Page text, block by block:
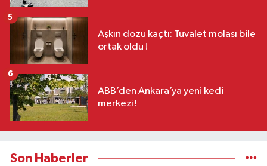
Aşkın dozu kaçtı: Tuvalet molası bile
ortak oldu !
5
ABB’den Ankara’ya yeni kedi
merkezi!
6
Son Haberler